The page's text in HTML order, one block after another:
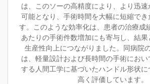
は、このソーの高精度により、より迅
可能となり、手術時間を大幅に短縮でき
す。このような効率化は、患者の治療成
あたりの手術件数増加にも寄与し、結
生産性向上につながりました。同病院
は、軽量設計および長時間の手術にお
する人間工学に基づいたハンドル形状
高く評価しています。